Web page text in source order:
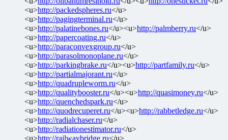
<u>http://packedspheres.ru</u>
<u>http://pagingterminal.ru</u>
<u>http://palatinebones.ru</u><u>http://palmberry.ru</u>
<u>http://papercoating.ru</u>
<u>http://paraconvexgroup.ru</u>
<u>http://parasolmonoplane.ru</u>
<u>http://parkingbrake.ru</u><u>http://partfamily.ru</u>
<u>http://partialmajorant.ru</u>
<u>http://quadrupleworm.ru</u>
<u>http://qualitybooster.ru</u><u>http://quasimoney.ru</u>
<u>http://quenchedspark.ru</u>
<u>http://quodrecuperet.ru</u><u>http://rabbetledge.ru</u>
<u>http://radialchaser.ru</u>
<u>http://radiationestimator.ru</u>
<u>http://railwaybridge.ru</u>